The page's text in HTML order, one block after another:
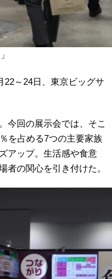
22～24日、東京ビッグサ
今回の展示会では、そこ
を占める7つの主要家族
アップ。生活感や食意
者の関心を引き付けた。